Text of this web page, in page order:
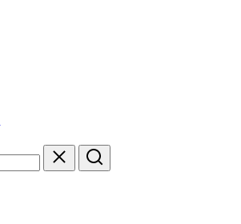
Tilbakestill
Søk